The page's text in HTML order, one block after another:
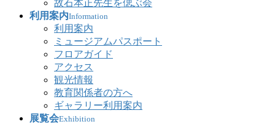
故石本正先生を偲ぶ会
利用案内Information
利用案内
ミュージアムパスポート
フロアガイド
アクセス
観光情報
教育関係者の方へ
ギャラリー利用案内
展覧会Exhibition